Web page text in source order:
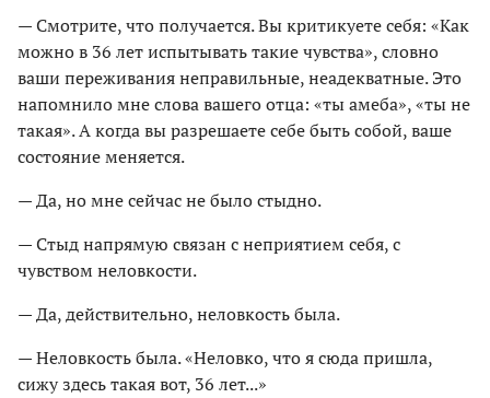
— Смотрите, что получается. Вы критикуете себя: «Как
можно в 36 лет испытывать такие чувства», словно
ваши переживания неправильные, неадекватные. Это
напомнило мне слова вашего отца: «ты амеба», «ты не
такая». А когда вы разрешаете себе быть собой, ваше
состояние меняется.
— Да, но мне сейчас не было стыдно.
— Стыд напрямую связан с неприятием себя, с
чувством неловкости.
— Да, действительно, неловкость была.
— Неловкость была. «Неловко, что я сюда пришла,
сижу здесь такая вот, 36 лет...»